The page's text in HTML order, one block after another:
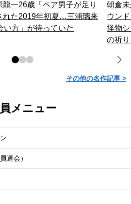
龍一26歳「ペア男子が足り
れた2019年初夏…三浦璃来
い方」が待っていた
朝倉
ウン
怪物
の祈
その他の名作記事 >
メニュー
退会）